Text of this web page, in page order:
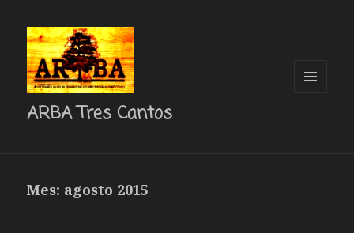
ARBA Tres Cantos
Mes: agosto 2015